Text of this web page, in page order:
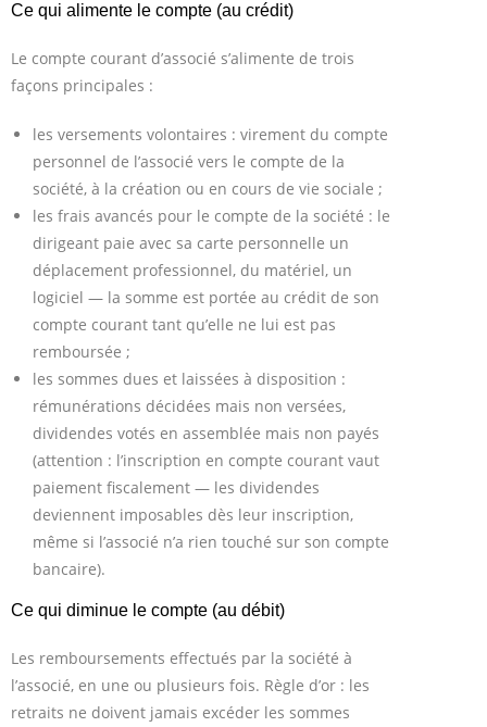
Ce qui alimente le compte (au crédit)
Le compte courant d’associé s’alimente de trois
façons principales :
les versements volontaires : virement du compte
personnel de l’associé vers le compte de la
société, à la création ou en cours de vie sociale ;
les frais avancés pour le compte de la société : le
dirigeant paie avec sa carte personnelle un
déplacement professionnel, du matériel, un
logiciel — la somme est portée au crédit de son
compte courant tant qu’elle ne lui est pas
remboursée ;
les sommes dues et laissées à disposition :
rémunérations décidées mais non versées,
dividendes votés en assemblée mais non payés
(attention : l’inscription en compte courant vaut
paiement fiscalement — les dividendes
deviennent imposables dès leur inscription,
même si l’associé n’a rien touché sur son compte
bancaire).
Ce qui diminue le compte (au débit)
Les remboursements effectués par la société à
l’associé, en une ou plusieurs fois. Règle d’or : les
retraits ne doivent jamais excéder les sommes